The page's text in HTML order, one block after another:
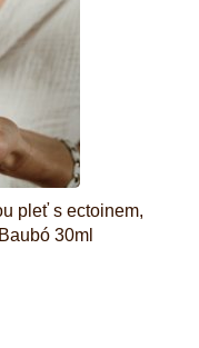
pleť s ectoinem,
30ml